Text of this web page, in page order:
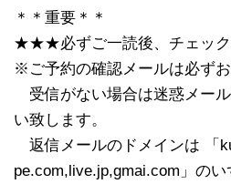
＊＊重要＊＊
★★★必ずご一読後、チェッ
※ご予約の確認メールは必ずお
受信がない場合は迷惑メー
い致します。
返信メールのドメインは 「
pe.com,live.jp,gmai.com」のい